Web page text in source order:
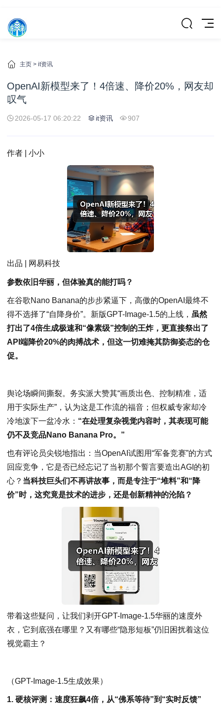
主页 > it资讯
OpenAI新模型来了！4倍速、降价20%，网友却
叹气
2026-05-17 06:20:22 it资讯 907
作者 | 小小
出品 | 网易科技
参数依旧华丽，但体验真的能打吗？
在谷歌Nano Banana的步步紧逼下，高傲的OpenAI最终不
得不选择了“自降身价”。新版GPT-Image-1.5的上线， 虽然
打出了4倍生成极速和“像素级”控制的王炸，更直接祭出了
API端降价20%的肉搏战术，但这一切难掩其防御姿态的仓
促。
舆论场瞬间撕裂。务实派大赞其“画质出色、控制精准，适
用于实际生产”，认为这是工作流的福音；但权威专家却冷
冷地泼下一盆冷水： “在处理复杂视觉内容时，其表现可能
仍不及竞品Nano Banana Pro。”
也有评论员尖锐地指出：当OpenAI试图用“军备竞赛”的方式
回应竞争，它是否已经忘记了当初那个誓言要造出AGI的初
心？ 当科技巨头们不再讲故事，而是专注于“堆料”和“降
价”时，这究竟是技术的进步，还是创新精神的沦陷？
带着这些疑问，让我们剥开GPT-Image-1.5华丽的速度外
衣，它到底强在哪里？又有哪些“隐形短板”仍旧困扰着这位
视觉霸主？
（GPT-Image-1.5生成效果）
1. 硬核评测：速度狂飙4倍，从“佛系等待”到“实时反馈”